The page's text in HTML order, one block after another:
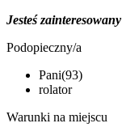
Jesteś
Podopieczny/a
Pani(93)
rolator
Warunki na miejscu